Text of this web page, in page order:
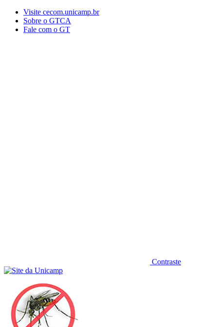
Conteúdo principal Menu principal
Visite cecom.unicamp.br
Sobre o GTCA
Fale com o GT
Contraste